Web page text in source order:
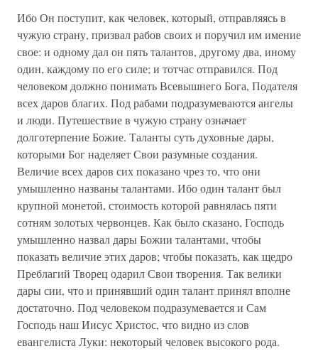
Ибо Он поступит, как человек, который, отправляясь в
чужую страну, призвал рабов своих и поручил им имение
свое: и одному дал он пять талантов, другому два, иному
один, каждому по его силе; и тотчас отправился. Под
человеком должно понимать Всевышнего Бога, Подателя
всех даров благих. Под рабами подразумеваются ангелы
и люди. Путешествие в чужую страну означает
долготерпение Божие. Таланты суть духовные дары,
которыми Бог наделяет Свои разумные создания.
Величие всех даров сих показано чрез то, что они
умышленно названы талантами. Ибо один талант был
крупной монетой, стоимость которой равнялась пяти
сотням золотых червонцев. Как было сказано, Господь
умышленно назвал дары Божии талантами, чтобы
показать величие этих даров; чтобы показать, как щедро
Преблагий Творец одарил Свои творения. Так велики
дары сии, что и принявший один талант принял вполне
достаточно. Под человеком подразумевается и Сам
Господь наш Иисус Христос, что видно из слов
евангелиста Луки: некоторый человек высокого рода.